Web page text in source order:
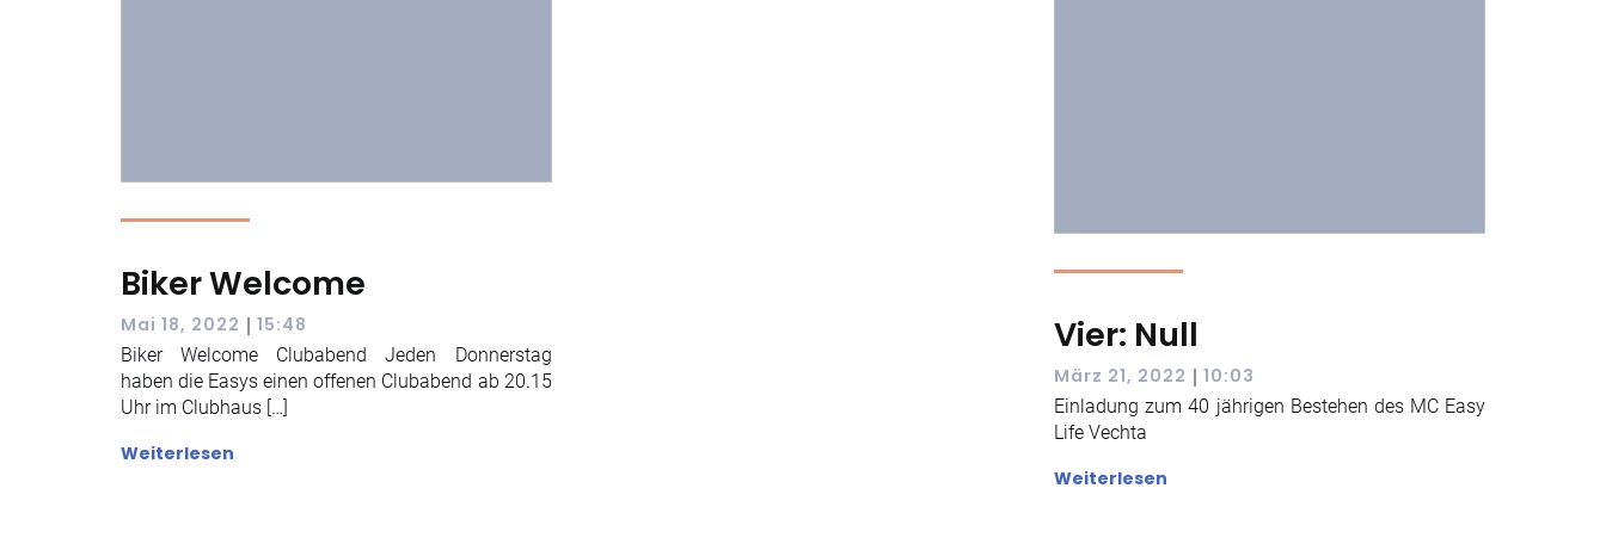
Biker Welcome
Mai 18, 2022 | 15:48
Biker Welcome Clubabend Jeden Donnerstag
haben die Easys einen offenen Clubabend ab 20.15
Uhr im Clubhaus […]
Weiterlesen
Vier: Null
März 21, 2022 | 10:03
Einladung zum 40 jährigen Bestehen des MC Easy
Life Vechta
Weiterlesen